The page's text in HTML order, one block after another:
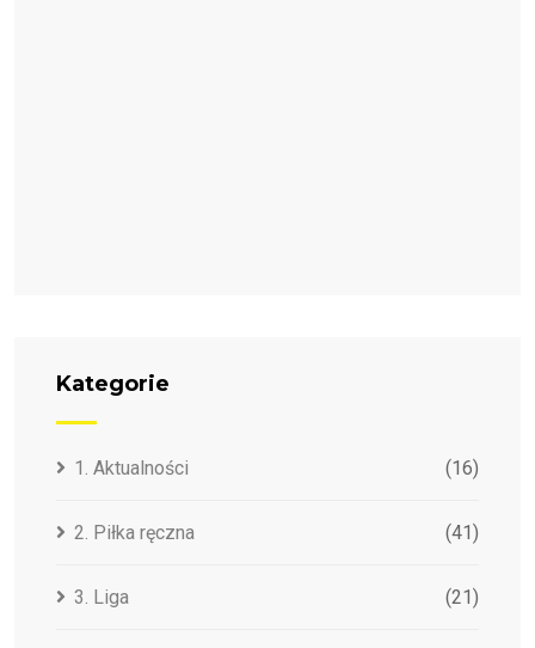
Kategorie
1. Aktualności (16)
2. Piłka ręczna (41)
3. Liga (21)